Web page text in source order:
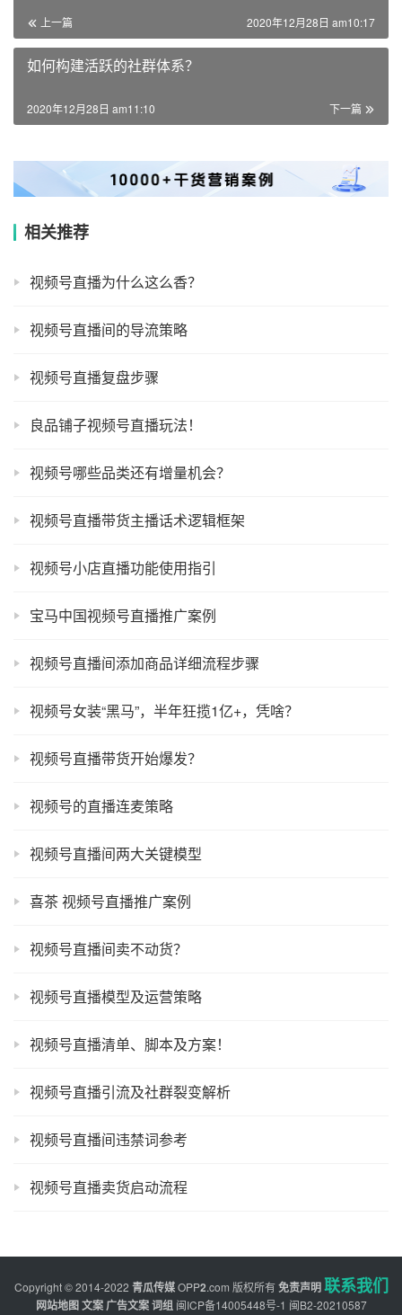
上一篇 2020年12月28日 am10:17
如何构建活跃的社群体系？
下一篇
2020年12月28日 am11:10
相关推荐
视频号直播为什么这么香？
视频号直播间的导流策略
视频号直播复盘步骤
良品铺子视频号直播玩法！
视频号哪些品类还有增量机会？
视频号直播带货主播话术逻辑框架
视频号小店直播功能使用指引
宝马中国视频号直播推广案例
视频号直播间添加商品详细流程步骤
视频号女装“黑马”，半年狂揽1亿+，凭啥？
视频号直播带货开始爆发？
视频号的直播连麦策略
视频号直播间两大关键模型
喜茶 视频号直播推广案例
视频号直播间卖不动货？
视频号直播模型及运营策略
视频号直播清单、脚本及方案！
视频号直播引流及社群裂变解析
视频号直播间违禁词参考
视频号直播卖货启动流程
Copyright © 2014-2022 青瓜传媒 OPP2.com 版权所有免责声明联系我们
网站地图文案广告文案词组 闽ICP备14005448号-1 闽B2-20210587